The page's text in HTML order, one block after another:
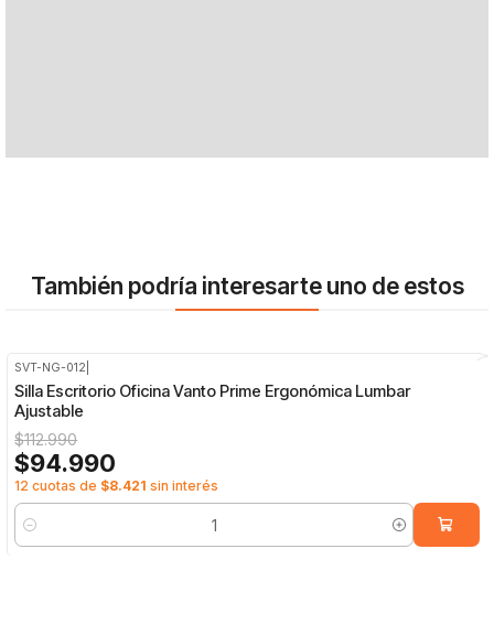
También podría interesarte uno de estos
SVT-NG-012
Silla Escritorio Oficina Vanto Prime Ergonómica Lumbar
Ajustable
$112.990
$94.990
12 cuotas de $8.421 sin interés
Cantidad